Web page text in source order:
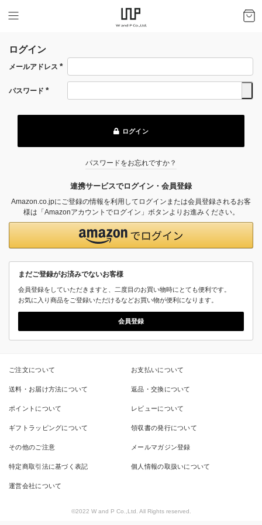
ログイン
メールアドレス
(必
須)
パスワード
ログイン
パスワードをお忘れですか？
連携サービスでログイン・会員登録
Amazon.co.jpにご登録の情報を利用してログインまたは会員登録されるお客
様は「Amazonアカウントでログイン」ボタンよりお進みください。
まだご登録がお済みでないお客様
会員登録をしていただきますと、二度目のお買い物時にとても便利です。
お気に入り商品をご登録いただけるなどお買い物が便利になります。
会員登録
ご注文について お支払いについて
送料・お届け方法について 返品・交換について
ポイントについて レビューについて
ギフトラッピングについて 領収書の発行について
その他のご注意 メールマガジン登録
特定商取引法に基づく表記 個人情報の取扱いについて
運営会社について
©2022 W and P Co.,Ltd. All Rights reserved.